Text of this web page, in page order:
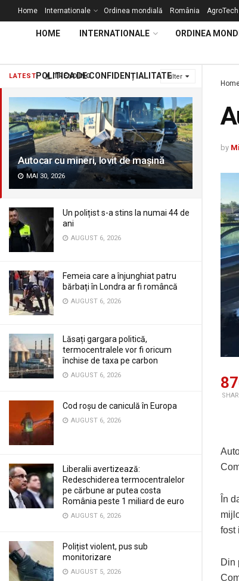
LATEST TRENDING Filter
Autocar cu mineri, lovit de mașină
MAI 30, 2026
Un polițist s-a stins la numai 44 de
ani
AUGUST 6, 2026
Femeia care a înjunghiat patru
bărbați în Londra ar fi româncă
AUGUST 6, 2026
Lăsați gargara politică,
termocentralele vor fi oricum
închise de taxa pe carbon
AUGUST 6, 2026
Cod roșu de caniculă în Europa
AUGUST 6, 2026
Liberalii avertizează:
Redeschiderea termocentralelor
pe cărbune ar putea costa
România peste 1 miliard de euro
AUGUST 6, 2026
Polițist violent, pus sub
monitorizare
AUGUST 5, 2026
Home Internationale Ordinea mondială România AgroTech
HOME INTERNATIONALE ORDINEA
POLITICA DE CONFIDENȚIALITATE
by
În
fost
Din